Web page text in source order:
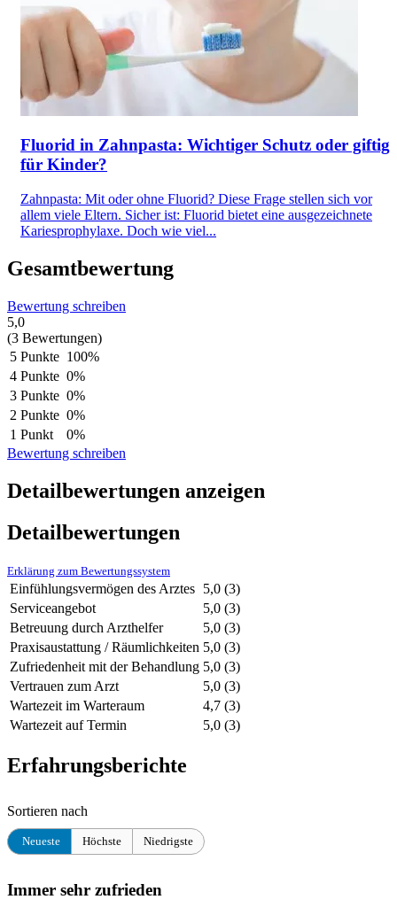
Fluorid in Zahnpasta: Wichtiger Schutz oder giftig
für Kinder?
Zahnpasta: Mit oder ohne Fluorid? Diese Frage stellen sich vor
allem viele Eltern. Sicher ist: Fluorid bietet eine ausgezeichnete
Kariesprophylaxe. Doch wie viel...
Gesamtbewertung
Bewertung schreiben
5,0
(3 Bewertungen)
5 Punkte 100%
4 Punkte 0%
3 Punkte 0%
2 Punkte 0%
1 Punkt
0%
Bewertung schreiben
Detailbewertungen anzeigen
Detailbewertungen
Erklärung zum Bewertungssystem
Einfühlungsvermögen des Arztes 5,0 (3)
Serviceangebot
5,0 (3)
Betreuung durch Arzthelfer
5,0 (3)
Praxisaustattung / Räumlichkeiten 5,0 (3)
Zufriedenheit mit der Behandlung 5,0 (3)
Vertrauen zum Arzt
5,0 (3)
Wartezeit im Warteraum
4,7 (3)
Wartezeit auf Termin
5,0 (3)
Erfahrungsberichte
Sortieren nach
Neueste Höchste Niedrigste
Immer sehr zufrieden